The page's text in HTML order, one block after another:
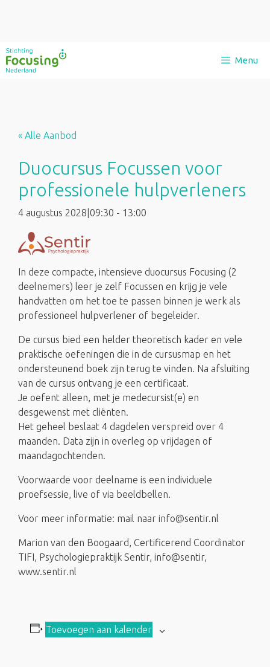
Ga
naar
Menu
« Alle Aanbod
Duocursus Focussen voor
professionele hulpverleners
4 augustus 2028|09:30 - 13:00
In deze compacte, intensieve duocursus Focusing (2
deelnemers) leer je zelf Focussen en krijg je vele
handvatten om het toe te passen binnen je werk als
professioneel hulpverlener of begeleider.
De cursus bied een helder theoretisch kader en vele
praktische oefeningen die in de cursusmap en het
ondersteunend boek zijn terug te vinden. Na afsluiting
van de cursus ontvang je een certificaat.
Je oefent alleen, met je medecursist(e) en
desgewenst met cliënten.
Het geheel beslaat 4 dagdelen verspreid over 4
maanden. Data zijn in overleg op vrijdagen of
maandagochtenden.
Voorwaarde voor deelname is een individuele
proefsessie, live of via beeldbellen.
Voor meer informatie: mail naar info@sentir.nl
Marion van den Boogaard, Certificerend Coordinator
TIFI, Psychologiepraktijk Sentir, info@sentir,
www.sentir.nl
Toevoegen aan kalender